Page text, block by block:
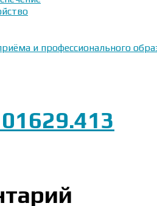
и профессионального